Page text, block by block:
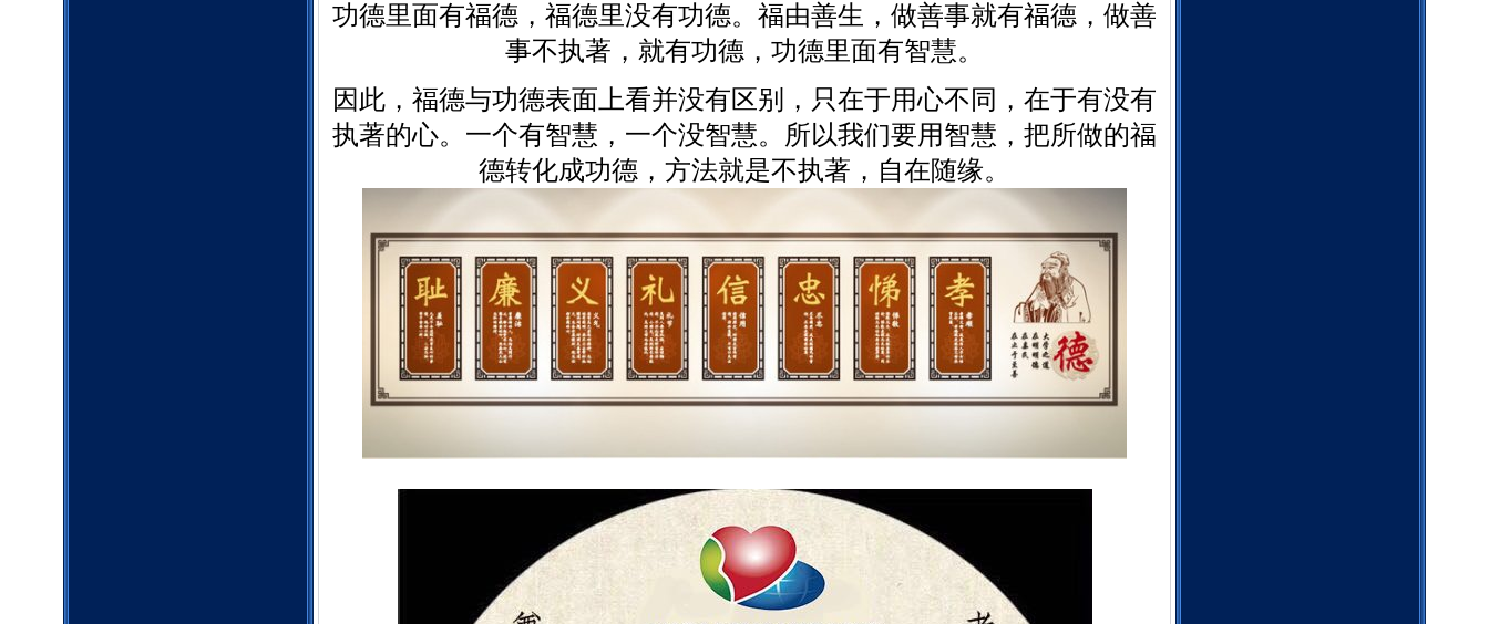
功德里面有福德，福德里没有功德。福由善生，做善事就有福德，做善
事不执著，就有功德，功德里面有智慧。
因此，福德与功德表面上看并没有区别，只在于用心不同，在于有没有
执著的心。一个有智慧，一个没智慧。所以我们要用智慧，把所做的福
德转化成功德，方法就是不执著，自在随缘。